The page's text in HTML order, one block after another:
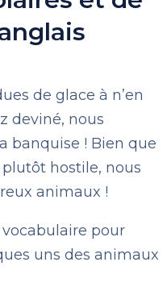
de glace à n’en
deviné, nous
banquise ! Bien que
hostile, nous
animaux !
pour
uns des animaux